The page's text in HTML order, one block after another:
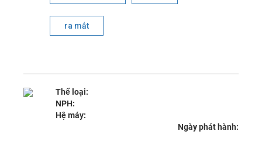
ra mắt
Thể loại:
NPH:
Hệ máy:
Ngày phát hành: